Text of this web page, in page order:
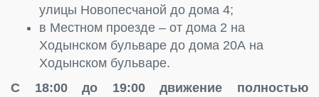
улицы Новопесчаной до дома 4;
в Местном проезде – от дома 2 на
Ходынском бульваре до дома 20А на
Ходынском бульваре.
С 18:00 до 19:00 движение полностью